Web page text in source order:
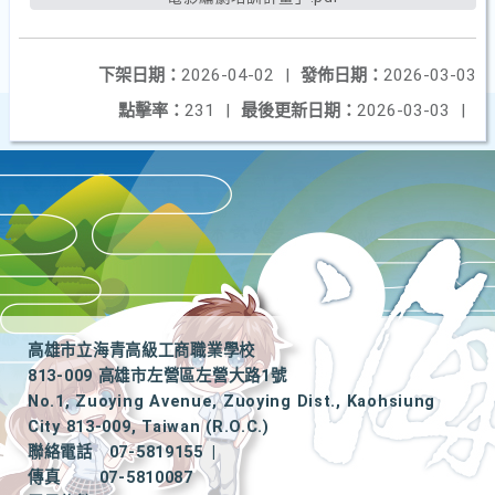
發佈日期： 2026-03-03
下架日期： 2026-04-02
|
最後更新日期： 2026-03-03 |
點擊率： 231 |
高雄市立海青高級工商職業學校
813-009 高雄市左營區左營大路1號
No.1, Zuoying Avenue, Zuoying Dist., Kaohsiung
City 813-009, Taiwan (R.O.C.)
聯絡電話
07-5819155
|
傳真
07-5810087